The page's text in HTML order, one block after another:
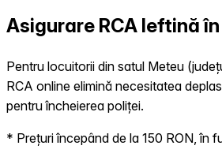
Asigurare RCA Ieftină în
Pentru locuitorii din satul Meteu
RCA online elimină necesitatea
pentru încheierea poliței.
* Prețuri începând de la 150 RON, în